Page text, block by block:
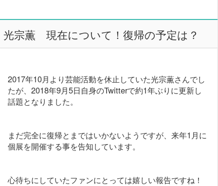
光宗薫 現在について！復帰の予定は？
2017年10月より芸能活動を休止していた光宗薫さんでし
たが、2018年9月5日自身のTwitterで約1年ぶりに更新し
話題となりました。
まだ完全に復帰とまではいかないようですが、来年1月に
個展を開催する事を告知しています。
心待ちにしていたファンにとっては嬉しい報告ですね！